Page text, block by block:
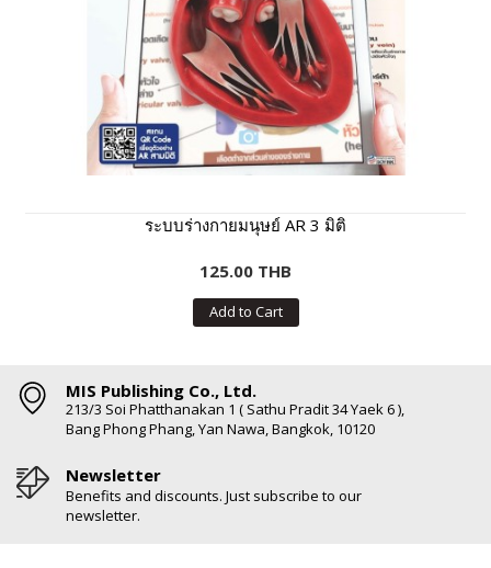
ระบบร่างกายมนุษย์ AR 3 มิติ
125.00 THB
Add to Cart
MIS Publishing Co., Ltd.
213/3 Soi Phatthanakan 1 ( Sathu Pradit 34 Yaek 6 ),
Bang Phong Phang, Yan Nawa, Bangkok, 10120
Newsletter
Benefits and discounts. Just subscribe to our
newsletter.